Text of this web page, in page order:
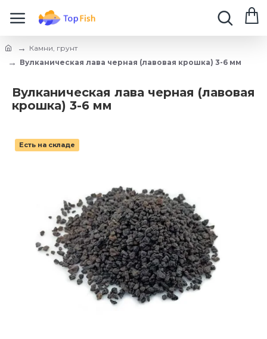
Камни, грунт
Вулканическая лава черная (лавовая крошка) 3-6 мм
Вулканическая лава черная (лавовая
крошка) 3-6 мм
Есть на складе